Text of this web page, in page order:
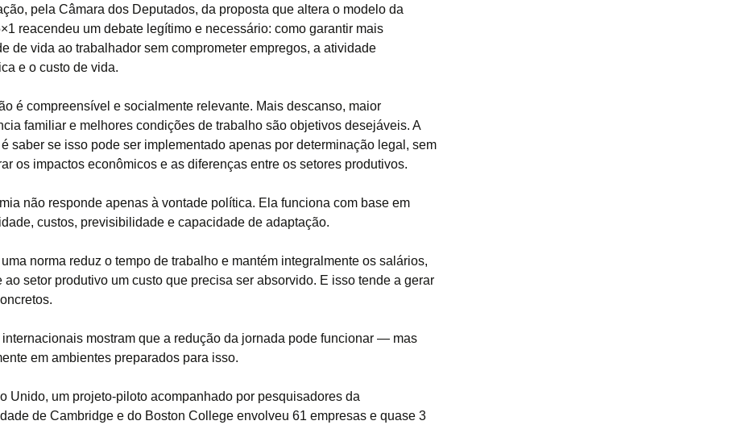
pela Câmara dos Deputados, da proposta que altera o modelo da
reacendeu um debate legítimo e necessário: como garantir mais
de vida ao trabalhador sem comprometer empregos, a atividade
e o custo de vida.
é compreensível e socialmente relevante. Mais descanso, maior
familiar e melhores condições de trabalho são objetivos desejáveis. A
saber se isso pode ser implementado apenas por determinação legal, sem
os impactos econômicos e as diferenças entre os setores produtivos.
não responde apenas à vontade política. Ela funciona com base em
custos, previsibilidade e capacidade de adaptação.
norma reduz o tempo de trabalho e mantém integralmente os salários,
ao setor produtivo um custo que precisa ser absorvido. E isso tende a gerar
internacionais mostram que a redução da jornada pode funcionar — mas
em ambientes preparados para isso.
Unido, um projeto-piloto acompanhado por pesquisadores da
de Cambridge e do Boston College envolveu 61 empresas e quase 3